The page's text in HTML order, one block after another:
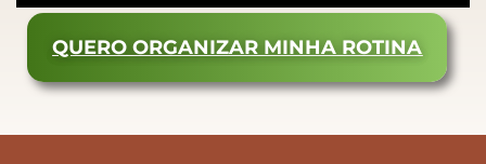
QUERO ORGANIZAR MINHA ROTINA